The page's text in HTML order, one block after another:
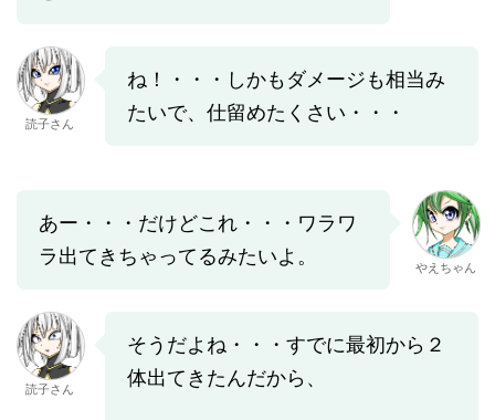
読子さん
ね！・・・しかもダメージも相当み
たいで、仕留めたくさい・・・
あー・・・だけどこれ・・・ワラワ
ラ出てきちゃってるみたいよ。
やえちゃん
読子さん
そうだよね・・・すでに最初から２
体出てきたんだから、